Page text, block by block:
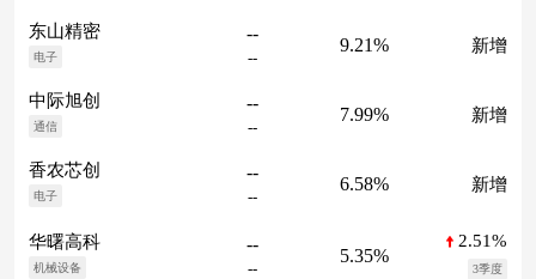
东山精密
电子
--
--
9.21% 新增
中际旭创
通信
--
--
7.99% 新增
香农芯创
电子
--
--
6.58% 新增
华曙高科
机械设备
--
--
5.35%
2.51%
3季度